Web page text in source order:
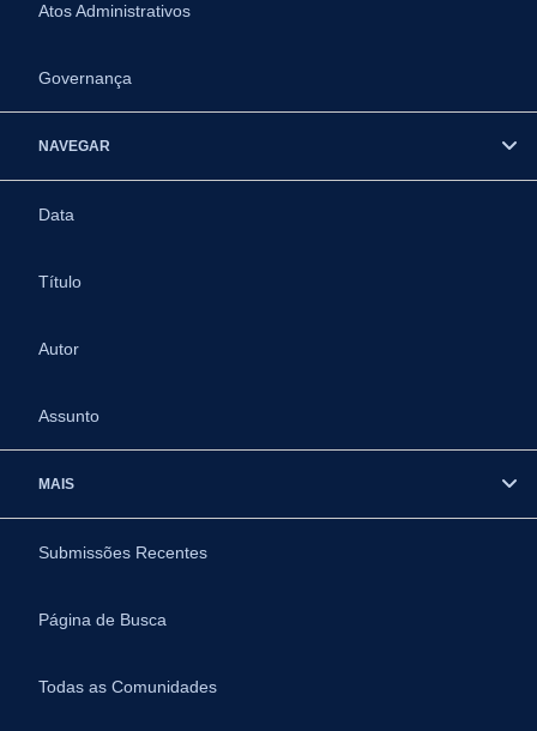
Atos Administrativos
Governança
NAVEGAR
Data
Título
Autor
Assunto
MAIS
Submissões Recentes
Página de Busca
Todas as Comunidades